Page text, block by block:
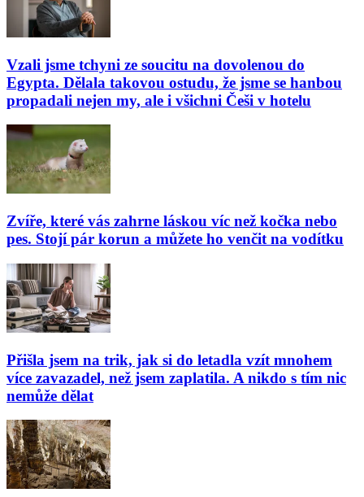
Vzali jsme tchyni ze soucitu na dovolenou do
Egypta. Dělala takovou ostudu, že jsme se hanbou
propadali nejen my, ale i všichni Češi v hotelu
Zvíře, které vás zahrne láskou víc než kočka nebo
pes. Stojí pár korun a můžete ho venčit na vodítku
Přišla jsem na trik, jak si do letadla vzít mnohem
více zavazadel, než jsem zaplatila. A nikdo s tím nic
nemůže dělat